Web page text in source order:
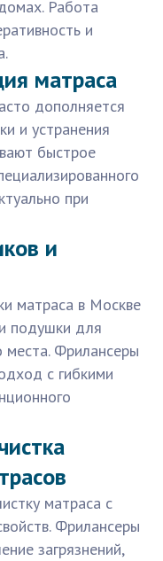
Работа
и
матраса
дополняется
и устранения
быстрое
при
и
матраса в Москве
подушки для
места. Фрилансеры
с гибкими
матраса с
Фрилансеры
загрязнений,